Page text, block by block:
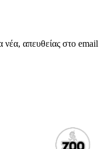
νέα, απευθείας στο email